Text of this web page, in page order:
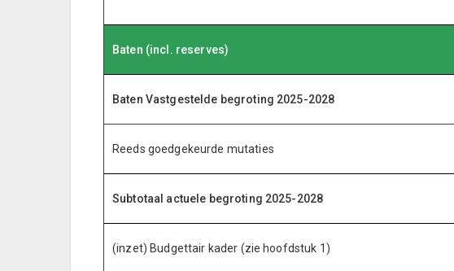
Baten (incl. reserves)
Baten Vastgestelde begroting 2025-2028
Reeds goedgekeurde mutaties
Subtotaal actuele begroting 2025-2028
(inzet) Budgettair kader (zie hoofdstuk 1)